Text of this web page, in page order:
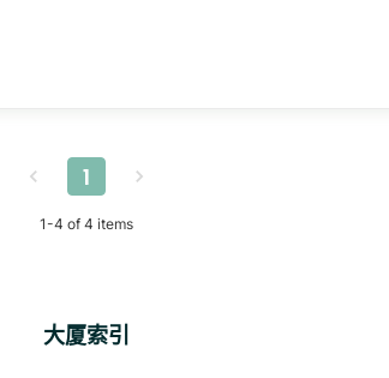
1
1-4 of 4 items
大厦索引